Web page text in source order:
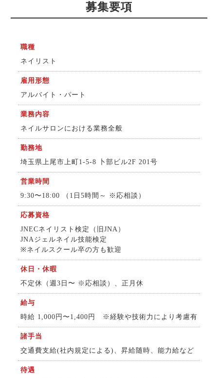
募集要項
職種
ネイリスト
雇用形態
アルバイト・パート
業務内容
ネイルサロンにおける業務全般
勤務地
埼玉県上尾市上町1-5-8 卜部ビル2F 201号
営業時間
9:30〜18:00 （1日5時間～ ※応相談）
応募資格
JNECネイリスト検定（旧JNA）
JNAジェルネイル技能検定
※ネイルスクール卒の方も歓迎
休日・休暇
不定休（週3日〜 ※応相談）、正月休
給与
時給 1,000円〜1,400円 ※経験や技術力により考慮有
諸手当
交通費支給(社内規定による)、昇給随時、能力給など
待遇